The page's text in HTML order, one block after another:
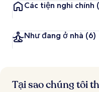
Các tiện nghi chính
Như đang ở nhà (6)
Tại sao chúng tôi